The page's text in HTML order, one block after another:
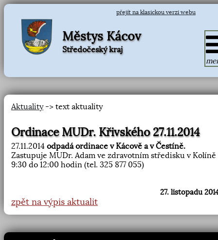
přejít na klasickou verzi webu
Městys Kácov
Středočeský kraj
Aktuality-> text aktuality
Ordinace MUDr. Křivského 27.11.2014
27.11.2014 odpadá ordinace v Kácově a v Čestíně.
Zastupuje MUDr. Adam ve zdravotním středisku v Kolíně
9:30 do 12:00 hodin (tel. 325 877 055)
27. listopadu
zpět na výpis aktualit